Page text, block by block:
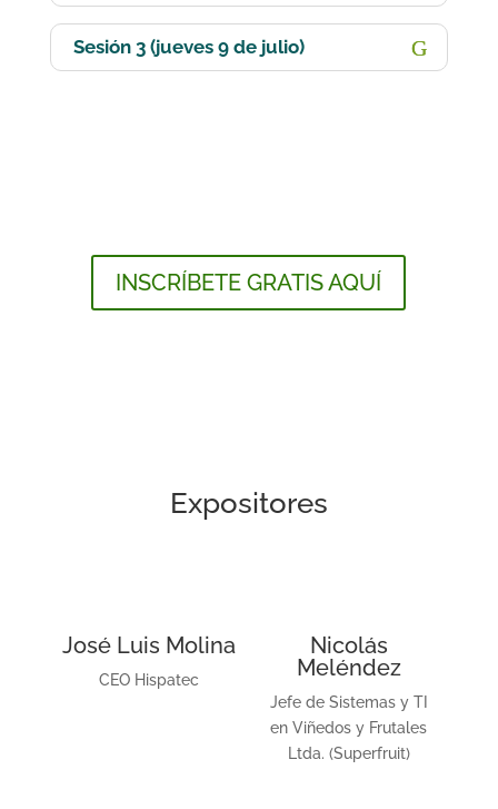
Sesión 3 (jueves 9 de julio)
INSCRÍBETE GRATIS AQUÍ
Expositores
José Luis Molina
CEO Hispatec
Nicolás
Meléndez
Jefe de Sistemas y TI
en Viñedos y Frutales
Ltda. (Superfruit)